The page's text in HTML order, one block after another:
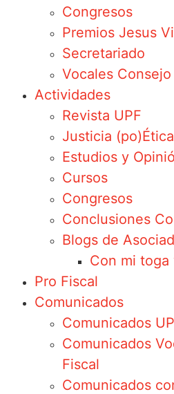
Congresos
Premios Jesus
Secretariado
Vocales Consejo
Actividades
Revista UPF
Justicia (po)Ética
Estudios y
Cursos
Congresos
Conclusiones
Blogs de
Con mi
Pro Fiscal
Comunicados
Comunicados
Comunicados
Fiscal
Comunicados